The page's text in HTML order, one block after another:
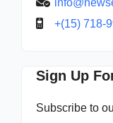
+(15) 718-
Sign Up
Subscribe to